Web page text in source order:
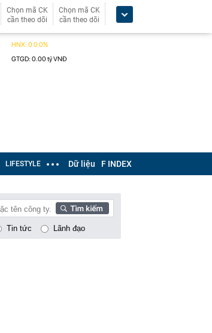
Chọn mã CK
cần theo dõi
Chọn mã CK
cần theo dõi
LIFESTYLE Dữ liệu F INDEX
Tin tức Lãnh đạo